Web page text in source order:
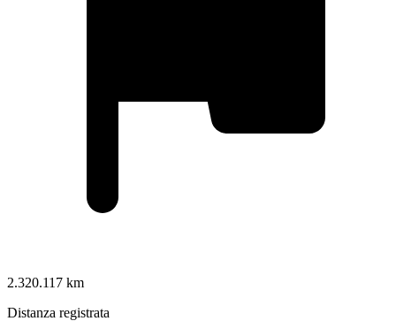
2.320.117 km
Distanza registrata